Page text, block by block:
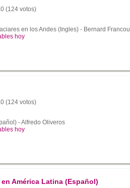
(124 votos)
en los Andes (Ingles) - Bernard Francou
hoy
(124 votos)
- Alfredo Oliveros
hoy
América Latina (Español)